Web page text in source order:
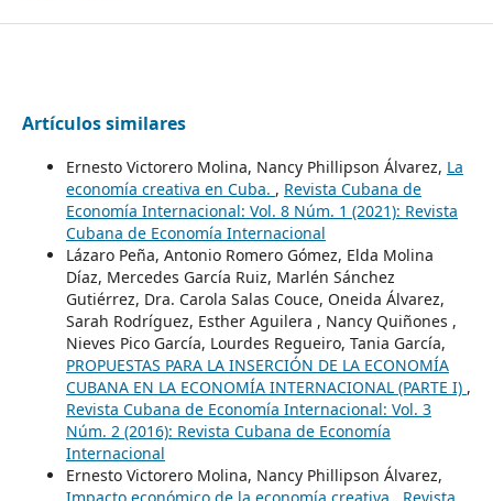
Artículos similares
Ernesto Victorero Molina, Nancy Phillipson Álvarez, La
economía creativa en Cuba. , Revista Cubana de
Economía Internacional: Vol. 8 Núm. 1 (2021): Revista
Cubana de Economía Internacional
Lázaro Peña, Antonio Romero Gómez, Elda Molina
Díaz, Mercedes García Ruiz, Marlén Sánchez
Gutiérrez, Dra. Carola Salas Couce, Oneida Álvarez,
Sarah Rodríguez, Esther Aguilera , Nancy Quiñones ,
Nieves Pico García, Lourdes Regueiro, Tania García,
PROPUESTAS PARA LA INSERCIÓN DE LA ECONOMÍA
CUBANA EN LA ECONOMÍA INTERNACIONAL (PARTE I) ,
Revista Cubana de Economía Internacional: Vol. 3
Núm. 2 (2016): Revista Cubana de Economía
Internacional
Ernesto Victorero Molina, Nancy Phillipson Álvarez,